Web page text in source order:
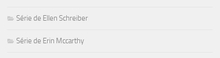
Série de Ellen Schreiber
Série de Erin Mccarthy